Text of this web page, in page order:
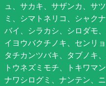
ュ、サカキ、サザンカ、サ
ミ、シマトネリコ、シャク
バイ、シラカシ、シロダモ
イヨウバクチノキ、センリ
タチカンツバキ、タブノキ
トウネズミモチ、トキワマ
ナワシログミ、ナンテン、